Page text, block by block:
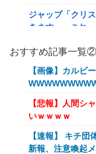
ジャップ「クリ
きます」←これ
【画像】令和最
刺さりまくりw
オワコン扱いさ
る利益を生み出
【爆笑ｗ】バッ
る！
【動画】新型の
おすすめ記事一覧②
【画像】カルビ
【悲報】人間シ
いｗｗｗｗ
【速報】 キチ
新報、注意喚起